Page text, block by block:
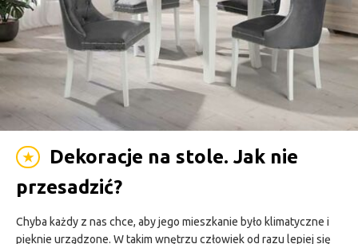
★
Dekoracje na stole. Jak nie
przesadzić?
Chyba każdy z nas chce, aby jego mieszkanie było klimatyczne i
pięknie urządzone. W takim wnętrzu człowiek od razu lepiej się